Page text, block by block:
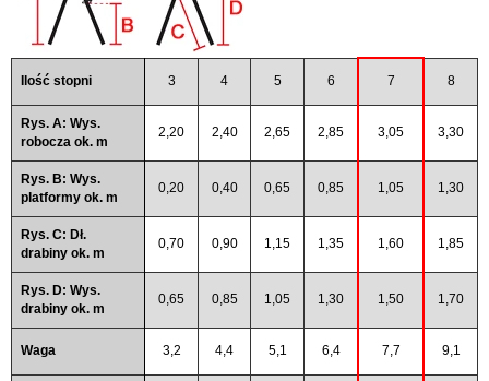
Ilość stopni 3 4 5 6 7 8
Rys. A: Wys.
robocza ok. m
2,20 2,40 2,65 2,85 3,05 3,30
Rys. B: Wys.
platformy ok. m
0,20 0,40 0,65 0,85 1,05 1,30
Rys. C: Dł.
drabiny ok. m
0,70 0,90 1,15 1,35 1,60 1,85
Rys. D: Wys.
drabiny ok. m
0,65 0,85 1,05 1,30 1,50 1,70
Waga 3,2 4,4 5,1 6,4 7,7 9,1